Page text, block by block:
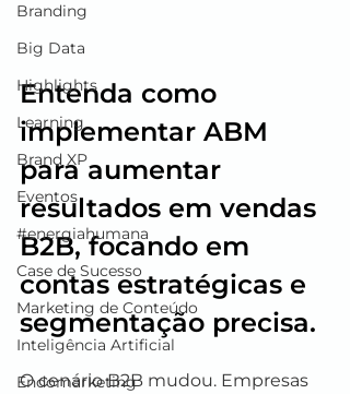
Branding
Big Data
Highlights
Learning
Brand XP
Eventos
#energiahumana
Case de Sucesso
Marketing de Conteúdo
Inteligência Artificial
Endomarketing
Entenda como
implementar ABM
para aumentar
resultados em vendas
B2B, focando em
contas estratégicas e
segmentação precisa.
O cenário B2B mudou. Empresas